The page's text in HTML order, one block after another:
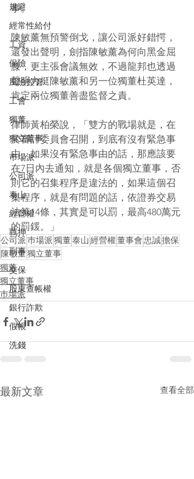
規避
經常性給付
工資
保險
風險控管
工會
獨董
獨立董事
巿場派
公司派
泰山
經營權
羈押
刑事
交保
股東查帳權
銀行詐欺
假帳
洗錢
事。
陳敏薰無預警倒戈，讓公司派好錯愕，
還發出聲明，劍指陳敏薰為何向黑金屈
膝，更主張會議無效，不過龍邦也透過
聲明力挺陳敏薰和另一位獨董杜英達，
肯定兩位獨董善盡監督之責。
​​​​​​​​​​​​律師黃柏榮說，「雙方的戰場就是，在
於審計委員會召開，到底有沒有緊急事
由，如果沒有緊急事由的話，那應該要
在7日內去通知，就是各個獨立董事，否
則它的召集程序是違法的，如果這個召
集程序，就是有問題的話，依證券交易
法第14條，其實是可以罰，最高480萬元
的罰鍰。」
公司派巿場派獨董泰山經營權董事會忠誠擔保
陳敏董獨立董事
獨董
獨立董事
巿場派
最新文章 查看全部